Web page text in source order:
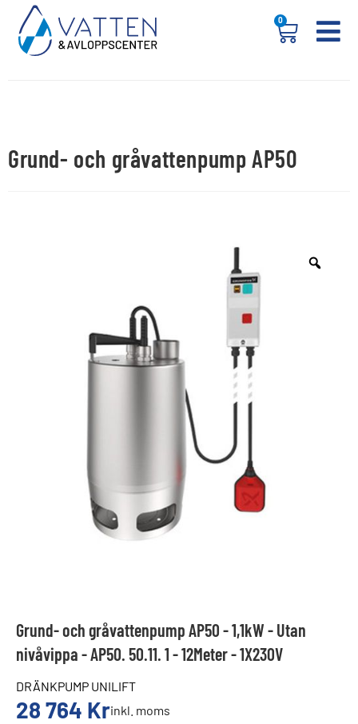
0
Grund- och gråvattenpump AP50
Grund- och gråvattenpump AP50 - 1,1kW - Utan
nivåvippa - AP50. 50.11. 1 - 12Meter - 1X230V
DRÄNKPUMP UNILIFT
28 764 Krinkl. moms